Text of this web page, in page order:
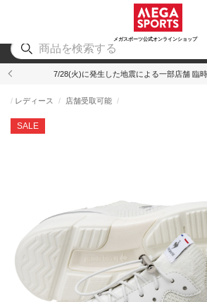
メガスポーツ公式オンラインショップ
アウトドア
7/28(火)に発生した地震による一部店舗 臨
SALE
レディース 店舗受取可能